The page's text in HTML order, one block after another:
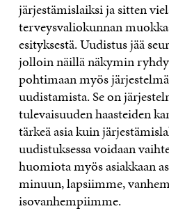
järjestämislaiksi ja sitten
terveysvaliokunnan
esityksestä. Uudistus jää
jolloin näillä näkymin
pohtimaan myös
uudistamista. Se on
tulevaisuuden haasteiden
tärkeä asia kuin
uudistuksessa voidaan
huomiota myös asiakkaan
minuun, lapsiimme,
isovanhempiimme.